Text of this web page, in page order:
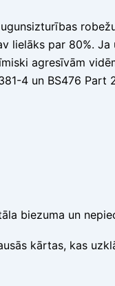
lielāks par 80%.
agresīvām
4 un BS476 Part
biezuma un
kārtas, kas